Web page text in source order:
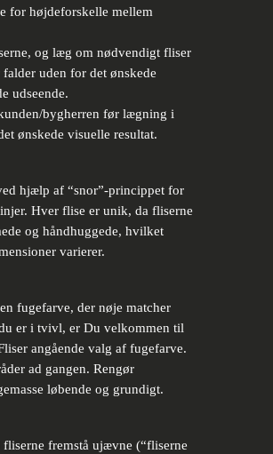
for højdeforskelle mellem
og læg om nødvendigt fliser
uden for det ønskede
udseende.
bygherren før lægning i
ønskede visuelle resultat.
hjælp af “snor”-princippet for
Hver flise er unik, da fliserne
og håndhuggede, hvilket
varierer.
fugefarve, der nøje matcher
er i tvivl, er Du velkommen til
angående valg af fugefarve.
ad gangen. Rengør
løbende og grundigt.
fremstå ujævne (“fliserne